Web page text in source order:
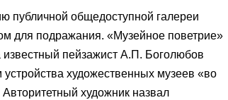
публичной общедоступной галереи
для подражания. «Музейное поветрие»
пейзажист А.П. Боголюбов
художественных музеев «во
художник назвал